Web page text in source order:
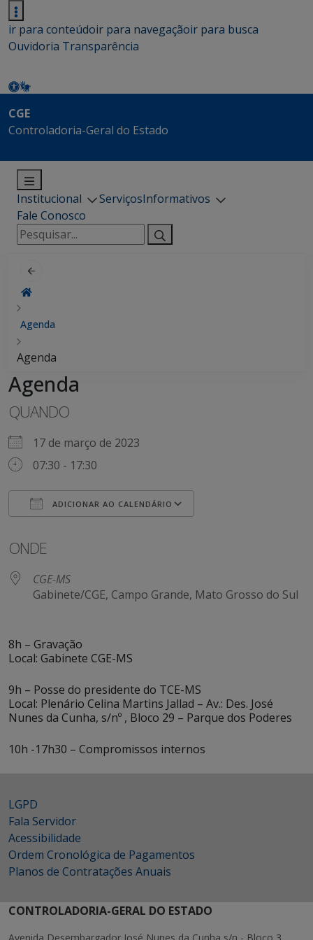
ir para conteúdoir para navegaçãoir para busca
Ouvidoria Transparência
CGE
Controladoria-Geral do Estado
Institucional ServiçosInformativos
Fale Conosco
Pesquisar
por:
Agenda
Agenda
Agenda
QUANDO
17 de março de 2023
07:30 - 17:30
ADICIONAR AO CALENDÁRIO
ONDE
CGE-MS
Gabinete/CGE, Campo Grande, Mato Grosso do Sul
8h – Gravação
Local: Gabinete CGE-MS
9h – Posse do presidente do TCE-MS
Local: Plenário Celina Martins Jallad – Av.: Des. José
Nunes da Cunha, s/nº , Bloco 29 – Parque dos Poderes
10h -17h30 – Compromissos internos
LGPD
Fala Servidor
Acessibilidade
Ordem Cronológica de Pagamentos
Planos de Contratações Anuais
CONTROLADORIA-GERAL DO ESTADO